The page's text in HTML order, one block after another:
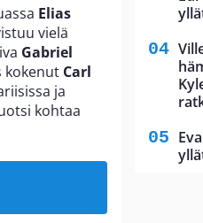
Elias
vielä
Gabriel
kokenut Carl
ja
kohtaa